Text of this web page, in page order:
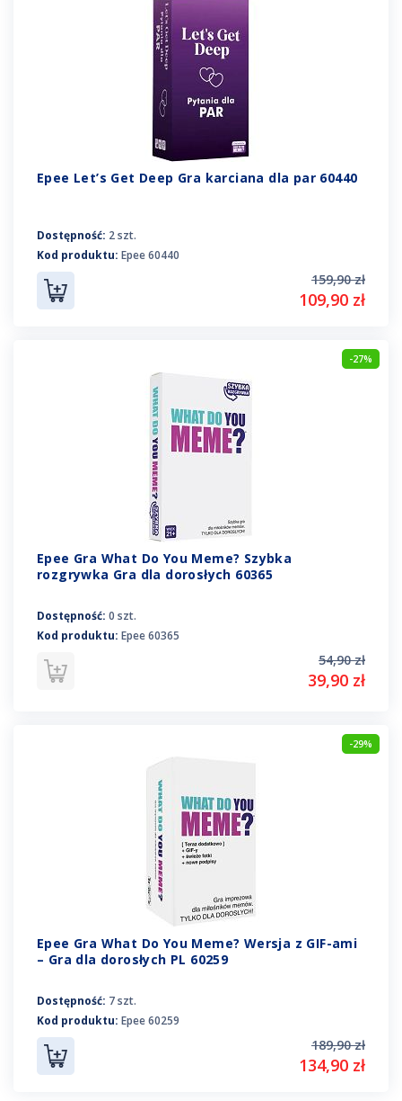
Epee Let’s Get Deep Gra karciana dla par 60440
Dostępność: 2 szt.
Kod produktu: Epee 60440
159,90 zł
109,90 zł
-27%
Epee Gra What Do You Meme? Szybka
rozgrywka Gra dla dorosłych 60365
Dostępność: 0 szt.
Kod produktu: Epee 60365
54,90 zł
39,90 zł
-29%
Epee Gra What Do You Meme? Wersja z GIF-ami
– Gra dla dorosłych PL 60259
Dostępność: 7 szt.
Kod produktu: Epee 60259
189,90 zł
134,90 zł